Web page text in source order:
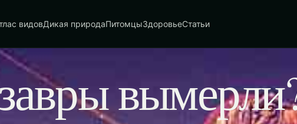
видовДикая природаПитомцыЗдоровьеСтатьи